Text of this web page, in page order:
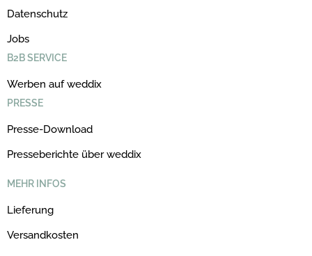
Datenschutz
Jobs
B2B SERVICE
Werben auf weddix
PRESSE
Presse-Download
Presseberichte über weddix
MEHR INFOS
Lieferung
Versandkosten